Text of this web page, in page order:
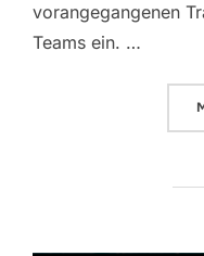
vorangegangenen
Teams ein. …